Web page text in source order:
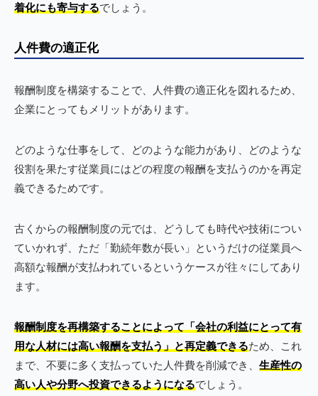
着化にも寄与するでしょう。
人件費の適正化
報酬制度を構築することで、人件費の適正化を図れるため、
企業にとってもメリットがあります。
どのような仕事をして、どのような能力があり、どのような
役割を果たす従業員にはどの程度の報酬を支払うのかを再定
義できるためです。
古くからの報酬制度の元では、どうしても時代や技術につい
ていかれず、ただ「勤続年数が長い」というだけの従業員へ
高額な報酬が支払われているというケースが往々にしてあり
ます。
報酬制度を再構築することによって「会社の利益にとって有
用な人材には高い報酬を支払う」と再定義できるため、これ
まで、不要に多く支払っていた人件費を削減でき、 生産性の
高い人や分野へ投資できるようになるでしょう。